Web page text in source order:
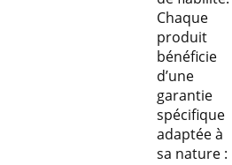
Chaque
produit
bénéficie
d’une
garantie
spécifique
adaptée à
sa nature :